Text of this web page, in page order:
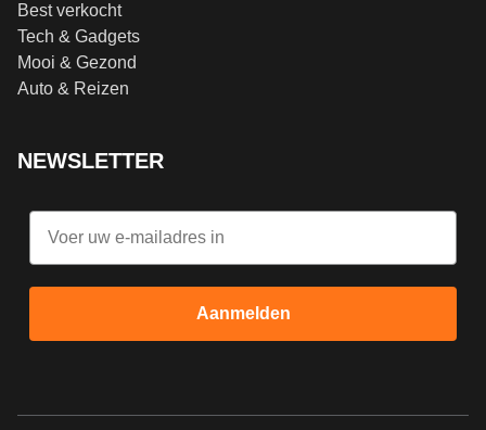
Best verkocht
Tech & Gadgets
Mooi & Gezond
Auto & Reizen
NEWSLETTER
Email
Aanmelden